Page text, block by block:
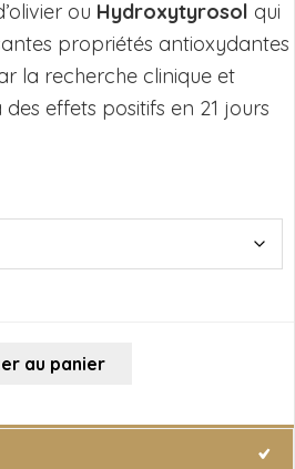
ou Hydroxytyrosol qui
propriétés antioxydantes
la recherche clinique et
des effets positifs en 21 jours
au panier